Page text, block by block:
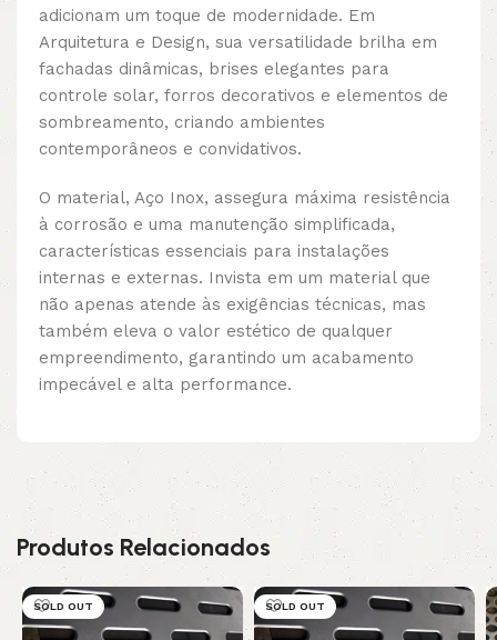
adicionam um toque de modernidade. Em
Arquitetura e Design, sua versatilidade brilha em
fachadas dinâmicas, brises elegantes para
controle solar, forros decorativos e elementos de
sombreamento, criando ambientes
contemporâneos e convidativos.
O material, Aço Inox, assegura máxima resistência
à corrosão e uma manutenção simplificada,
características essenciais para instalações
internas e externas. Invista em um material que
não apenas atende às exigências técnicas, mas
também eleva o valor estético de qualquer
empreendimento, garantindo um acabamento
impecável e alta performance.
Produtos Relacionados
SOLD OUT SOLD OUT